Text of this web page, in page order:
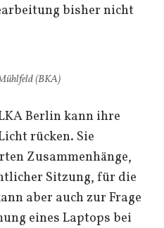
bisher nicht
(BKA)
Berlin kann ihre
rücken. Sie
Zusammenhänge,
Sitzung, für die
aber auch zur Frage
eines Laptops bei